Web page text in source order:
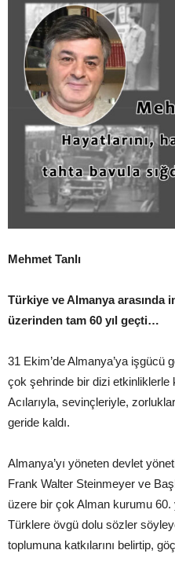
Mehmet Tanlı
Türkiye ve Almanya arasında
üzerinden tam 60 yıl geçti…
31 Ekim’de Almanya’ya işgücü
çok şehrinde bir dizi etkinliklerle
Acılarıyla, sevinçleriyle,
geride kaldı.
Almanya’yı yöneten devlet
Frank Walter Steinmeyer ve
üzere bir çok Alman kurumu 60.
Türklere övgü dolu sözler
toplumuna katkılarını belirtip,